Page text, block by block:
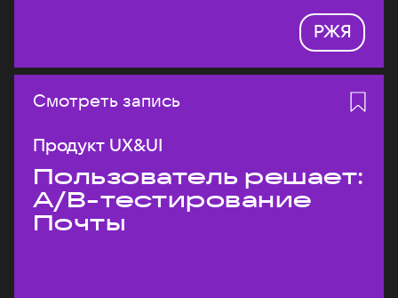
РЖЯ
Смотреть запись
Продукт UX&UI
Пользователь решает:
A/B-тестирование
Почты